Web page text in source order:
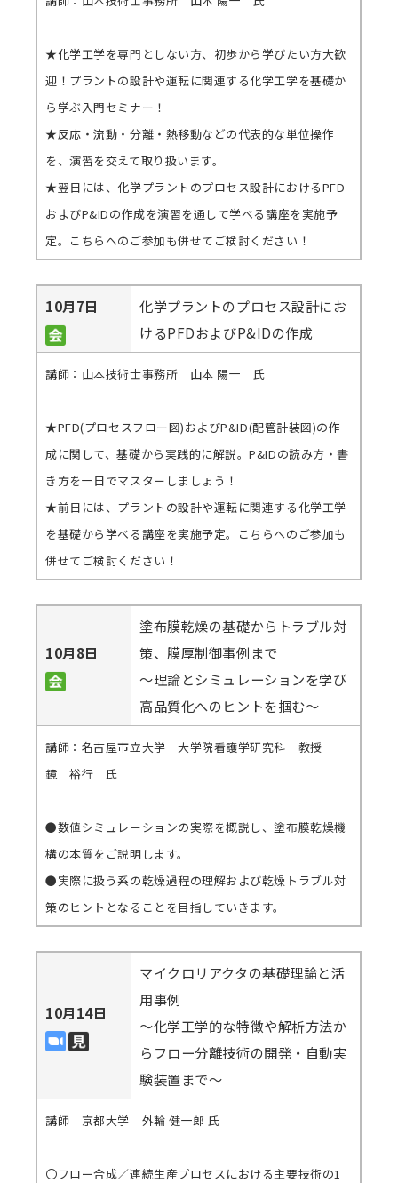
★化学工学を専門としない方、初歩から学びたい方大歓
迎！プラントの設計や運転に関連する化学工学を基礎か
ら学ぶ入門セミナー！
★反応・流動・分離・熱移動などの代表的な単位操作
を、演習を交えて取り扱います。
★翌日には、化学プラントのプロセス設計におけるPFD
およびP&IDの作成を演習を通して学べる講座を実施予
定。こちらへのご参加も併せてご検討ください！
10月7日
化学プラントのプロセス設計にお
けるPFDおよびP&IDの作成
講師：山本技術士事務所 山本 陽一 氏
★PFD(プロセスフロー図)およびP&ID(配管計装図)の作
成に関して、基礎から実践的に解説。P&IDの読み方・書
き方を一日でマスターしましょう！
★前日には、プラントの設計や運転に関連する化学工学
を基礎から学べる講座を実施予定。こちらへのご参加も
併せてご検討ください！
10月8日
塗布膜乾燥の基礎からトラブル対
策、膜厚制御事例まで
～理論とシミュレーションを学び
高品質化へのヒントを掴む～
講師：名古屋市立大学 大学院看護学研究科 教授
鏡 裕行 氏
●数値シミュレーションの実際を概説し、塗布膜乾燥機
構の本質をご説明します。
●実際に扱う系の乾燥過程の理解および乾燥トラブル対
策のヒントとなることを目指していきます。
10月14日
マイクロリアクタの基礎理論と活
用事例
～化学工学的な特徴や解析方法か
らフロー分離技術の開発・自動実
験装置まで～
講師 京都大学 外輪 健一郎 氏
〇フロー合成／連続生産プロセスにおける主要技術の1